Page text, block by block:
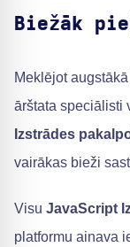
Biežāk
Meklējot
ārštata speciālisti
Izstrādes
vairākas bieži
Visu JavaScript
platformu ainava